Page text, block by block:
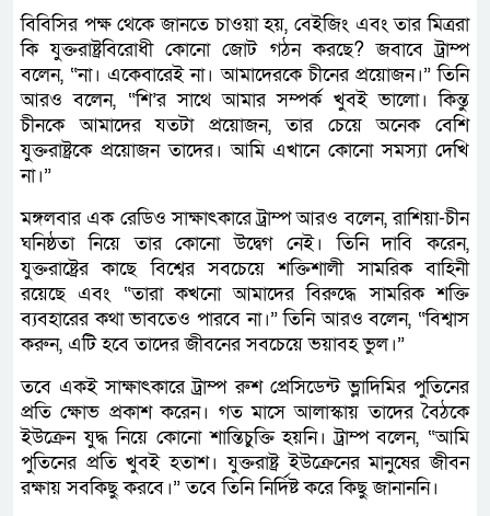
বিবিসির পক্ষ থেকে জানতে চাওয়া হয়, বেইজিং এবং তার মিত্ররা
কি যুক্তরাষ্ট্রবিরোধী কোনো জোট গঠন করছে? জবাবে ট্রাম্প
বলেন, “না। একেবারেই না। আমাদেরকে চীনের প্রয়োজন।” তিনি
আরও বলেন, “শি’র সাথে আমার সম্পর্ক খুবই ভালো। কিন্তু
চীনকে আমাদের যতটা প্রয়োজন, তার চেয়ে অনেক বেশি
যুক্তরাষ্ট্রকে প্রয়োজন তাদের। আমি এখানে কোনো সমস্যা দেখি
না।”
মঙ্গলবার এক রেডিও সাক্ষাৎকারে ট্রাম্প আরও বলেন, রাশিয়া-চীন
ঘনিষ্ঠতা নিয়ে তার কোনো উদ্বেগ নেই। তিনি দাবি করেন,
যুক্তরাষ্ট্রের কাছে বিশ্বের সবচেয়ে শক্তিশালী সামরিক বাহিনী
রয়েছে এবং “তারা কখনো আমাদের বিরুদ্ধে সামরিক শক্তি
ব্যবহারের কথা ভাবতেও পারবে না।” তিনি আরও বলেন, “বিশ্বাস
করুন, এটি হবে তাদের জীবনের সবচেয়ে ভয়াবহ ভুল।”
তবে একই সাক্ষাৎকারে ট্রাম্প রুশ প্রেসিডেন্ট ভ্লাদিমির পুতিনের
প্রতি ক্ষোভ প্রকাশ করেন। গত মাসে আলাস্কায় তাদের বৈঠকে
ইউক্রেন যুদ্ধ নিয়ে কোনো শান্তিচুক্তি হয়নি। ট্রাম্প বলেন, “আমি
পুতিনের প্রতি খুবই হতাশ। যুক্তরাষ্ট্র ইউক্রেনের মানুষের জীবন
রক্ষায় সবকিছু করবে।” তবে তিনি নির্দিষ্ট করে কিছু জানাননি।